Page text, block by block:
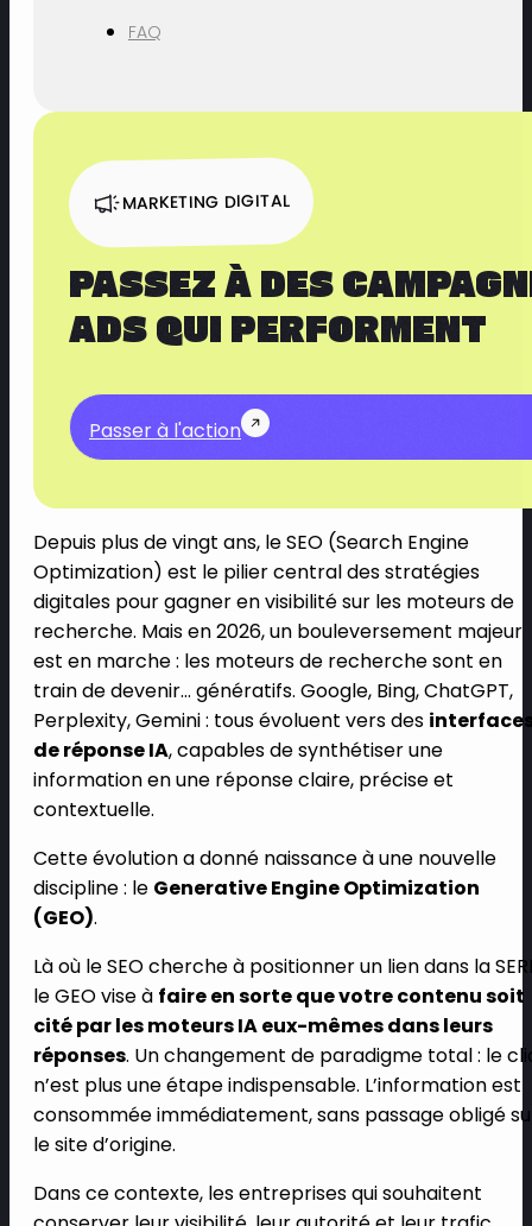
FAQ
MARKETING DIGITAL
PASSEZ À DES
ADS QUI PERFORMENT
Passer à l'action
Depuis plus de vingt ans, le SEO (Search Engine
Optimization) est le pilier central des stratégies
digitales pour gagner en visibilité sur les moteurs de
recherche. Mais en 2026, un bouleversement majeur
est en marche : les moteurs de recherche sont en
train de devenir… génératifs. Google, Bing, ChatGPT,
Perplexity, Gemini : tous évoluent vers des
de réponse IA, capables de synthétiser une
information en une réponse claire, précise et
contextuelle.
Cette évolution a donné naissance à une nouvelle
discipline : le Generative Engine Optimization
(GEO).
Là où le SEO cherche à positionner un lien dans la
le GEO vise à faire en sorte que votre contenu soit
cité par les moteurs IA eux-mêmes dans leurs
réponses. Un changement de paradigme total : le
n’est plus une étape indispensable. L’information est
consommée immédiatement, sans passage obligé
le site d’origine.
Dans ce contexte, les entreprises qui souhaitent